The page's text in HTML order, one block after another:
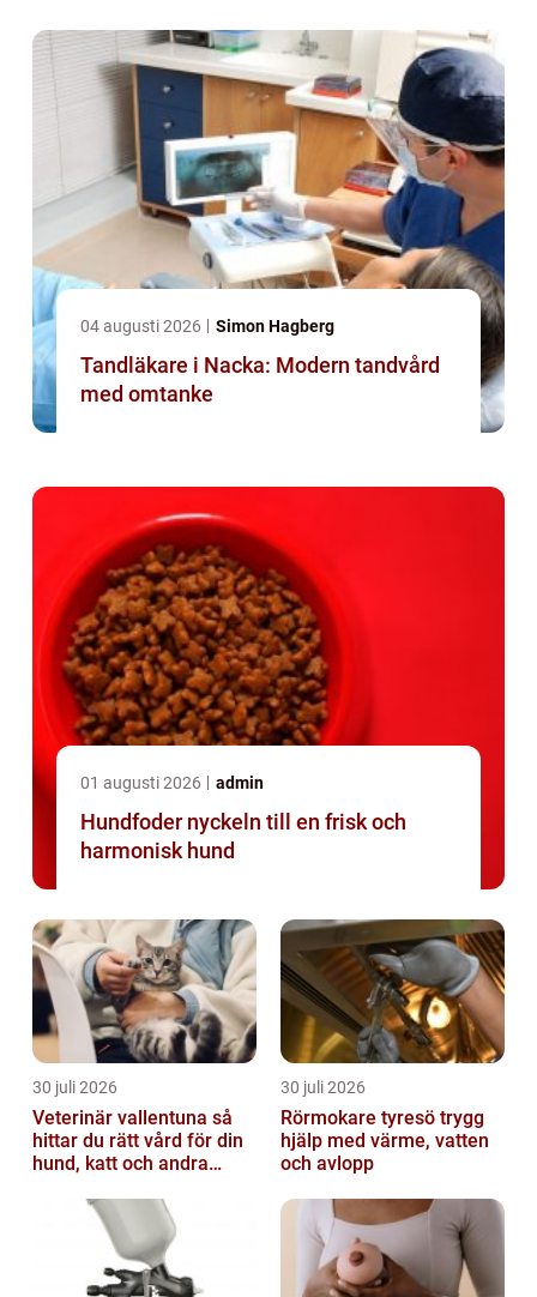
04 augusti 2026 Simon Hagberg
Tandläkare i Nacka: Modern tandvård
med omtanke
01 augusti 2026 admin
Hundfoder nyckeln till en frisk och
harmonisk hund
30 juli 2026
Veterinär vallentuna så
hittar du rätt vård för din
hund, katt och andra
30 juli 2026
Rörmokare tyresö trygg
hjälp med värme, vatten
och avlopp